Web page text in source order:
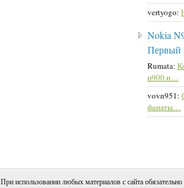
vertyogo:
Nokia
Первый
Rumata:
н900 и…
vovn951:
фанаты…
При использовании любых материалов с сайта